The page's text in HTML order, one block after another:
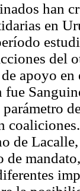
han
en
del
apoyo
fue
de
de